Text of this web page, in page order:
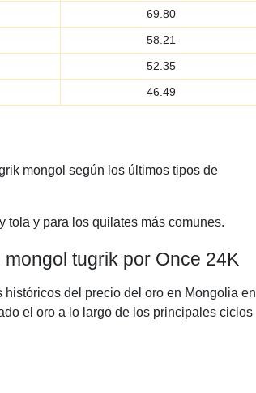
69.80
58.21
52.35
46.49
mongol según los últimos tipos de
tola y para los quilates más comunes.
tugrik por Once 24K
del precio del oro en Mongolia en
el oro a lo largo de los principales ciclos